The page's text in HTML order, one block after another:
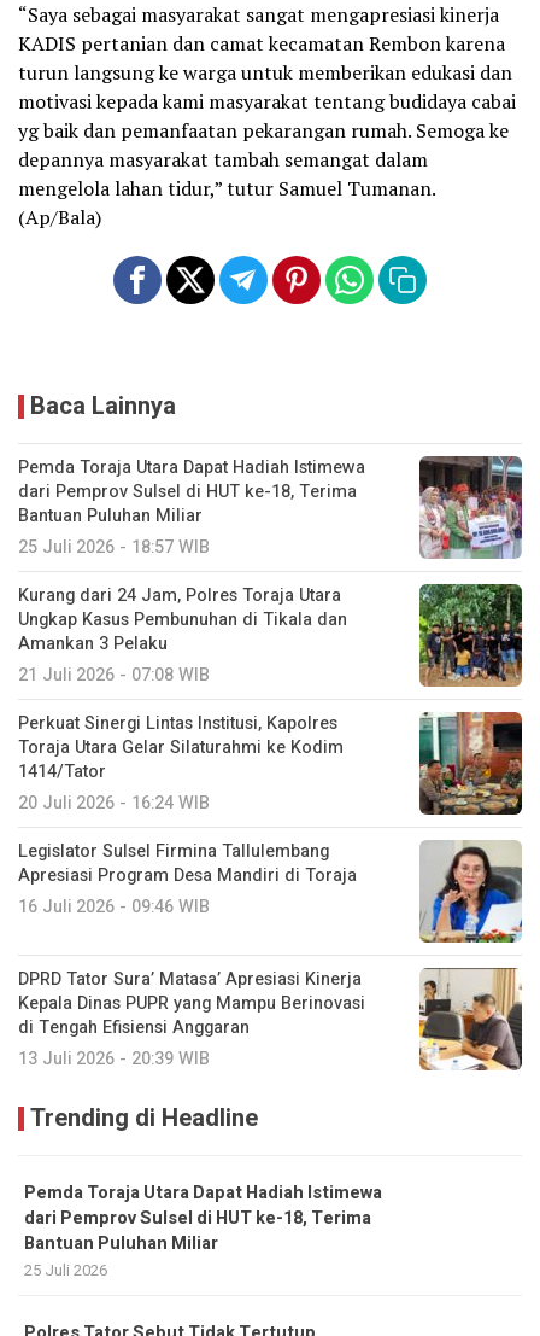
“Saya sebagai masyarakat sangat mengapresiasi kinerja
KADIS pertanian dan camat kecamatan Rembon karena
turun langsung ke warga untuk memberikan edukasi dan
motivasi kepada kami masyarakat tentang budidaya cabai
yg baik dan pemanfaatan pekarangan rumah. Semoga ke
depannya masyarakat tambah semangat dalam
mengelola lahan tidur,” tutur Samuel Tumanan.
(Ap/Bala)
Baca Lainnya
Pemda Toraja Utara Dapat Hadiah Istimewa
dari Pemprov Sulsel di HUT ke-18, Terima
Bantuan Puluhan Miliar
25 Juli 2026 - 18:57 WIB
Kurang dari 24 Jam, Polres Toraja Utara
Ungkap Kasus Pembunuhan di Tikala dan
Amankan 3 Pelaku
21 Juli 2026 - 07:08 WIB
Perkuat Sinergi Lintas Institusi, Kapolres
Toraja Utara Gelar Silaturahmi ke Kodim
1414/Tator
20 Juli 2026 - 16:24 WIB
Legislator Sulsel Firmina Tallulembang
Apresiasi Program Desa Mandiri di Toraja
16 Juli 2026 - 09:46 WIB
DPRD Tator Sura’ Matasa’ Apresiasi Kinerja
Kepala Dinas PUPR yang Mampu Berinovasi
di Tengah Efisiensi Anggaran
13 Juli 2026 - 20:39 WIB
Trending di Headline
Pemda Toraja Utara Dapat Hadiah Istimewa
dari Pemprov Sulsel di HUT ke-18, Terima
Bantuan Puluhan Miliar
25 Juli 2026